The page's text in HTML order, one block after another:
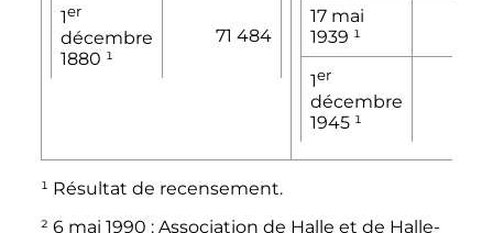
1er
décembre
1880 ¹
71 484
17 mai
1939 ¹
1er
décembre
1945¹
¹ Résultat de recensement.
² 6 mai 1990 : Association de Halle et de Halle-